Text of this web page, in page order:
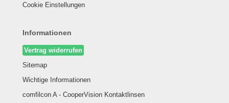
Cookie Einstellungen
Informationen
Vertrag widerrufen
Sitemap
Wichtige Informationen
comfilcon A - CooperVision Kontaktlinsen